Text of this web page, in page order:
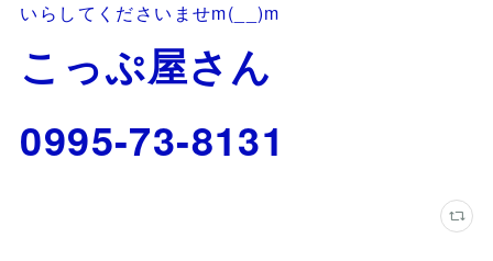
いらしてくださいませm(__)m
こっぷ屋さん
0995-73-8131